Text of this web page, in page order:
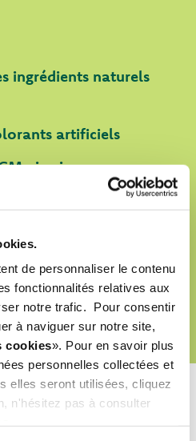
de personnaliser le contenu
fonctionnalités relatives aux
notre trafic. Pour consentir
à naviguer sur notre site,
cookies». Pour en savoir plus
personnelles collectées et
elles seront utilisées, cliquez
n'hésitez pas à consulter
ingrédients naturels
artificiels
ni soja
D’AMOUR